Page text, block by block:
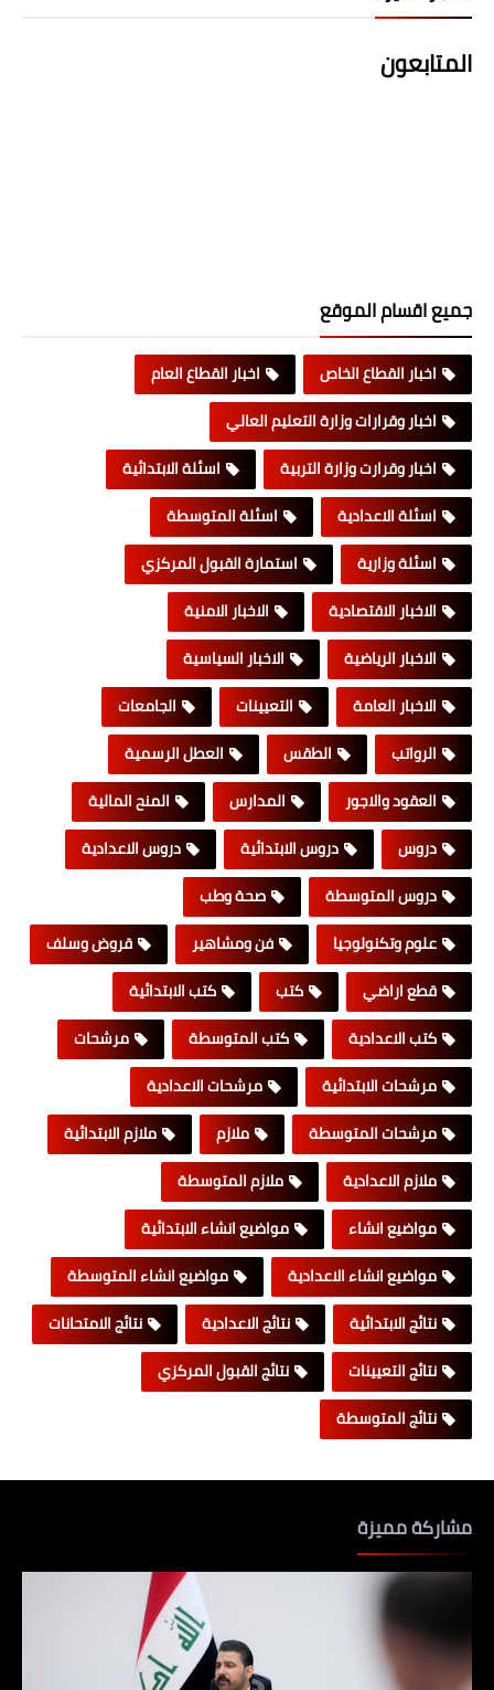
المتابعون
جميع اقسام الموقع
اخبار القطاع الخاص
اخبار القطاع العام
اخبار وقرارات وزارة التعليم العالي
اخبار وقرارت وزارة التربية
اسئلة الابتدائية
اسئلة الاعدادية
اسئلة المتوسطة
اسئلة وزارية
استمارة القبول المركزي
الاخبار الاقتصادية
الاخبار الامنية
الاخبار الرياضية
الاخبار السياسية
الاخبار العامة
التعيينات
الجامعات
الرواتب
الطقس
العطل الرسمية
العقود والاجور
المدارس
المنح المالية
دروس
دروس الابتدائية
دروس الاعدادية
دروس المتوسطة
صحة وطب
علوم وتكنولوجيا
فن ومشاهير
قروض وسلف
قطع اراضي
كتب
كتب الابتدائية
كتب الاعدادية
كتب المتوسطة
مرشحات
مرشحات الابتدائية
مرشحات الاعدادية
مرشحات المتوسطة
ملازم
ملازم الابتدائية
ملازم الاعدادية
ملازم المتوسطة
مواضيع انشاء
مواضيع انشاء الابتدائية
مواضيع انشاء الاعدادية
مواضيع انشاء المتوسطة
نتائج الابتدائية
نتائج الاعدادية
نتائج الامتحانات
نتائج التعيينات
نتائج القبول المركزي
نتائج المتوسطة
مشاركة مميزة